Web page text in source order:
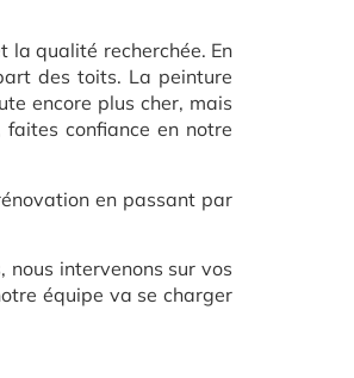
la qualité recherchée. En
des toits. La peinture
encore plus cher, mais
confiance en notre
en passant par
intervenons sur vos
équipe va se charger